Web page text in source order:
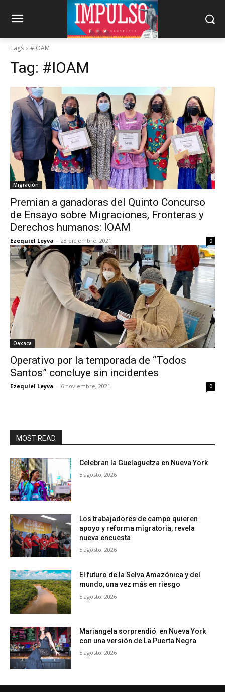
Tags #IOAM
Tag: #IOAM
Migración
Premian a ganadoras del Quinto Concurso
de Ensayo sobre Migraciones, Fronteras y
Derechos humanos: IOAM
Ezequiel Leyva - 28 diciembre, 2021 0
Oaxaca
Operativo por la temporada de “Todos
Santos” concluye sin incidentes
Ezequiel Leyva - 6 noviembre, 2021 0
MOST READ
Celebran la Guelaguetza en Nueva York
5 agosto, 2026
Los trabajadores de campo quieren
apoyo y reforma migratoria, revela
nueva encuesta
5 agosto, 2026
El futuro de la Selva Amazónica y del
mundo, una vez más en riesgo
5 agosto, 2026
Mariangela sorprendió en Nueva York
con una versión de La Puerta Negra
5 agosto, 2026